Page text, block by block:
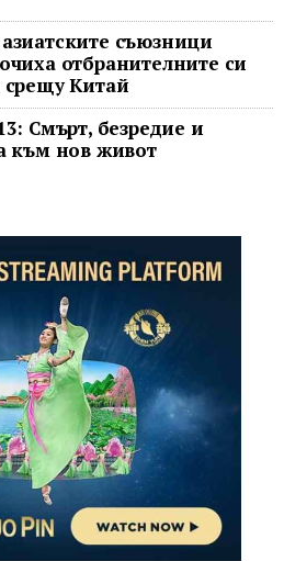
съюзници
отбранителните си
срещу Китай
Смърт, безредие и
към нов живот